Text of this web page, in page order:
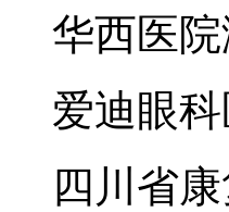
华西医
爱迪眼
四川省